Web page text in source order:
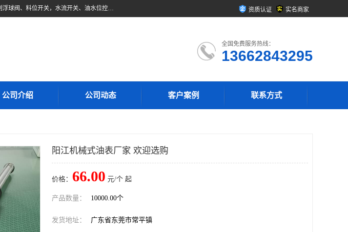
东莞市柏奥电子有限公司主要经营产品：浮球液位开关、油位传感器、机械式油表、浮球液位计、水位控制浮球阀、料位开关，水流开关、油水位控制配套仪表等。柏奥电子，您可信赖的合作伙伴 资质认证 实名商家
全国免费服务热线：
13662843295
公司介绍 公司动态 客户案例 联系方式
阳江机械式油表厂家 欢迎选购
价格： 66.00 元/个 起
产品数量： 10000.00个
发货地址： 广东省东莞市常平镇